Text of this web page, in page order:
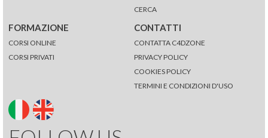
CERCA
FORMAZIONE
CORSI ONLINE
CORSI PRIVATI
CONTATTI
CONTATTA C4DZONE
PRIVACY POLICY
COOKIES POLICY
TERMINI E CONDIZIONI D'USO